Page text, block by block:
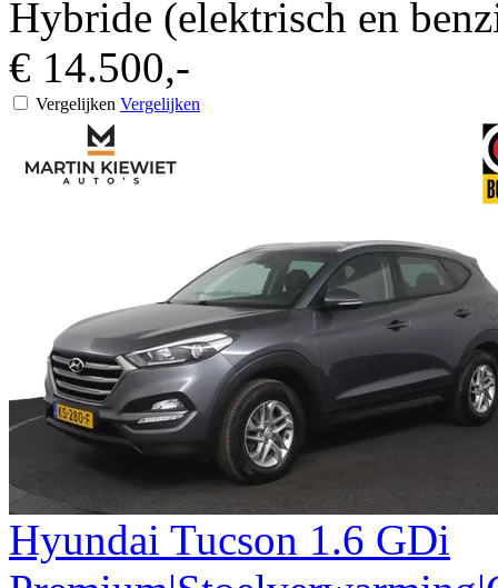
Hybride (elektrisch en
€ 14.500,-
Vergelijken Vergelijken
Hyundai Tucson 1.6 GDi